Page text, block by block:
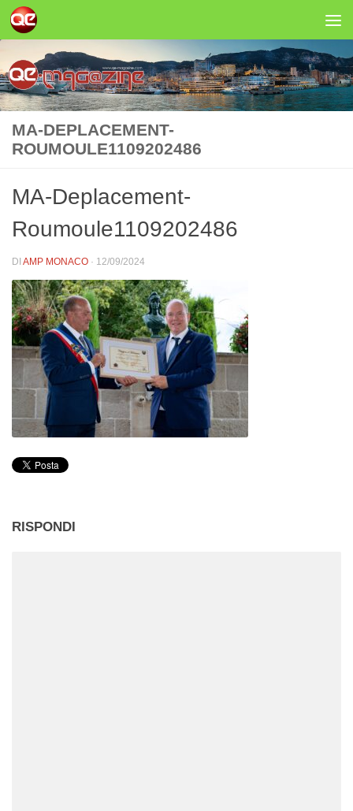
Salta al contenuto
MA-DEPLACEMENT-
ROUMOULE1109202486
MA-Deplacement-
Roumoule1109202486
DI AMP MONACO · 12/09/2024
RISPONDI